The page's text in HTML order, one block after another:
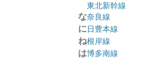
東北新幹線
な奈良線
に 日豊本線
ね根岸線
は博多南線